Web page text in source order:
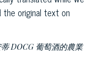
the original text on
DOCG 葡萄酒的農業